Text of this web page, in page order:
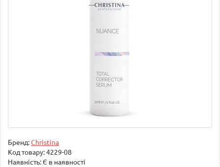
Бренд:Christina
Код товару:4229-08
Наявність: Є в наявності